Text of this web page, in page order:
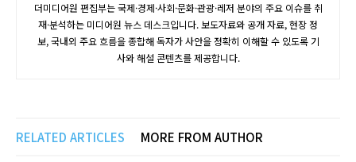
더미디어원 편집부는 국제·경제·사회·문화·관광·레저 분야의 주요 이슈를 취
재·분석하는 미디어원 뉴스 데스크입니다. 보도자료와 공개 자료, 현장 정
보, 국내외 주요 흐름을 종합해 독자가 사안을 정확히 이해할 수 있도록 기
사와 해설 콘텐츠를 제공합니다.
RELATED ARTICLES MORE FROM AUTHOR